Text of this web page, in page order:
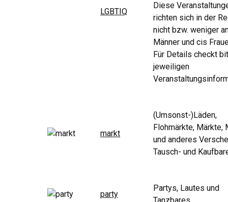
LGBTIQ
Diese
richten sich in der
nicht bzw. weniger
Männer und cis
Für Details checkt
jeweiligen
markt
(Umsonst-)Läden,
Flohmärkte, Märkte,
und anderes
Tausch- und
party
Partys, Lautes und